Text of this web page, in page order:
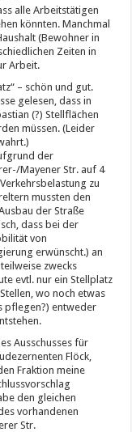
alle Arbeitstätigen
könnten. Manchmal
(Bewohner in
Zeiten in
Arbeit.
– schön und gut.
gelesen, dass in
(?) Stellflächen
müssen. (Leider
der
Mayener Str. auf 4
zu
mussten den
der Straße
dass bei der
von
erwünscht.) an
zwecks
evtl. nur ein Stellplatz
wo noch etwas
pflegen?) entweder
Ausschusses für
Flöck,
Fraktion meine
den gleichen
vorhandenen
Str.